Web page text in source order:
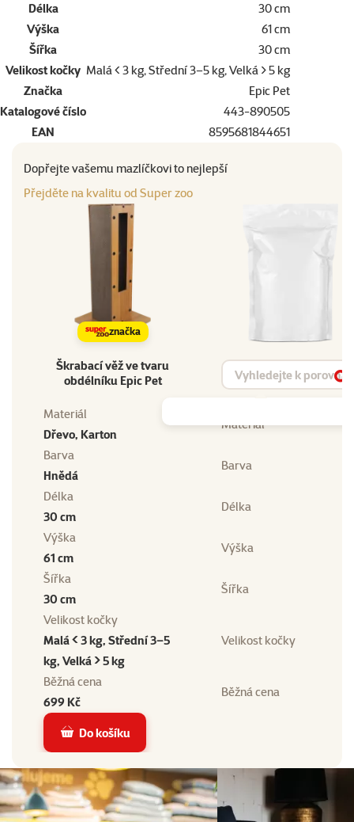
Délka
30 cm
Výška
61 cm
Šířka
30 cm
Velikost kočky Malá < 3 kg, Střední 3–5 kg, Velká > 5 kg
Značka
Epic Pet
Katalogové číslo
443-890505
EAN
8595681844651
Dopřejte vašemu mazlíčkovi to nejlepší
Přejděte na kvalitu od Super zoo
značka
Škrabací věž ve tvaru
obdélníku Epic Pet
Vyhledat produkt
Materiál
Dřevo, Karton
Materiál
Barva
Hnědá
Barva
Délka
30 cm
Délka
Výška
61 cm
Výška
Šířka
30 cm
Šířka
Velikost kočky
Malá < 3 kg, Střední 3–5
kg, Velká > 5 kg
Velikost kočky
Běžná cena
699 Kč
Běžná cena
Do košíku